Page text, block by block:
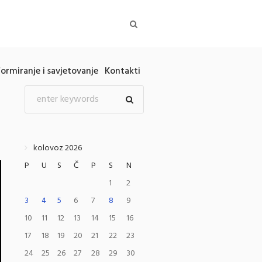
i savjetovanje Kontakti
kolovoz 2026
P
U S Č P S
N
1
2
3
4 5 6 7 8
9
10
11 12 13 14 15
16
17
18 19 20 21 22
23
24
25 26 27 28 29
30